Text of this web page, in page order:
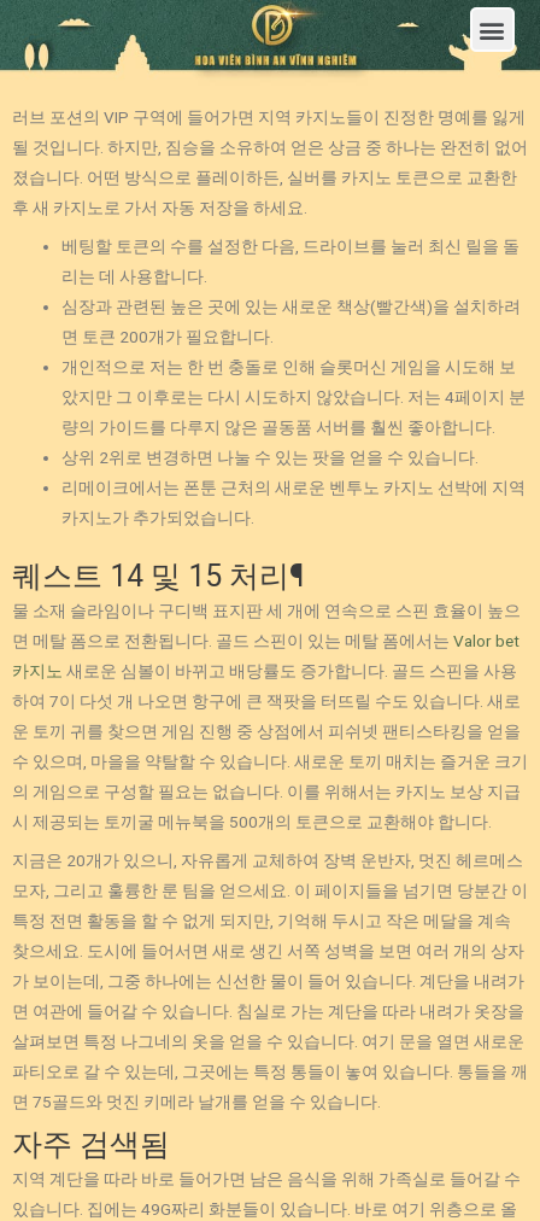
러브 포션의 VIP 구역에 들어가면 지역 카지노들이 진정한 명예를 잃게
될 것입니다. 하지만, 짐승을 소유하여 얻은 상금 중 하나는 완전히 없어
졌습니다. 어떤 방식으로 플레이하든, 실버를 카지노 토큰으로 교환한
후 새 카지노로 가서 자동 저장을 하세요.
베팅할 토큰의 수를 설정한 다음, 드라이브를 눌러 최신 릴을 돌
리는 데 사용합니다.
심장과 관련된 높은 곳에 있는 새로운 책상(빨간색)을 설치하려
면 토큰 200개가 필요합니다.
개인적으로 저는 한 번 충돌로 인해 슬롯머신 게임을 시도해 보
았지만 그 이후로는 다시 시도하지 않았습니다. 저는 4페이지 분
량의 가이드를 다루지 않은 골동품 서버를 훨씬 좋아합니다.
상위 2위로 변경하면 나눌 수 있는 팟을 얻을 수 있습니다.
리메이크에서는 폰툰 근처의 새로운 벤투노 카지노 선박에 지역
카지노가 추가되었습니다.
퀘스트 14 및 15 처리¶
물 소재 슬라임이나 구디백 표지판 세 개에 연속으로 스핀 효율이 높으
면 메탈 폼으로 전환됩니다. 골드 스핀이 있는 메탈 폼에서는 Valor bet
카지노 새로운 심볼이 바뀌고 배당률도 증가합니다. 골드 스핀을 사용
하여 7이 다섯 개 나오면 항구에 큰 잭팟을 터뜨릴 수도 있습니다. 새로
운 토끼 귀를 찾으면 게임 진행 중 상점에서 피쉬넷 팬티스타킹을 얻을
수 있으며, 마을을 약탈할 수 있습니다. 새로운 토끼 매치는 즐거운 크기
의 게임으로 구성할 필요는 없습니다. 이를 위해서는 카지노 보상 지급
시 제공되는 토끼굴 메뉴북을 500개의 토큰으로 교환해야 합니다.
지금은 20개가 있으니, 자유롭게 교체하여 장벽 운반자, 멋진 헤르메스
모자, 그리고 훌륭한 룬 팀을 얻으세요. 이 페이지들을 넘기면 당분간 이
특정 전면 활동을 할 수 없게 되지만, 기억해 두시고 작은 메달을 계속
찾으세요. 도시에 들어서면 새로 생긴 서쪽 성벽을 보면 여러 개의 상자
가 보이는데, 그중 하나에는 신선한 물이 들어 있습니다. 계단을 내려가
면 여관에 들어갈 수 있습니다. 침실로 가는 계단을 따라 내려가 옷장을
살펴보면 특정 나그네의 옷을 얻을 수 있습니다. 여기 문을 열면 새로운
파티오로 갈 수 있는데, 그곳에는 특정 통들이 놓여 있습니다. 통들을 깨
면 75골드와 멋진 키메라 날개를 얻을 수 있습니다.
자주 검색됨
지역 계단을 따라 바로 들어가면 남은 음식을 위해 가족실로 들어갈 수
있습니다. 집에는 49G짜리 화분들이 있습니다. 바로 여기 위층으로 올